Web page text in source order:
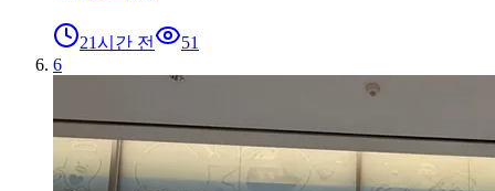
21시간 전
51
6